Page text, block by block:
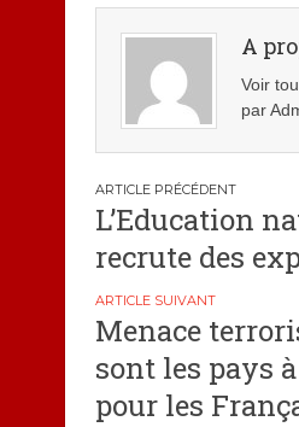
A
Voir
par
Navigation
de
l’article
L’Education
recrute des
Menace
sont les pays
pour les